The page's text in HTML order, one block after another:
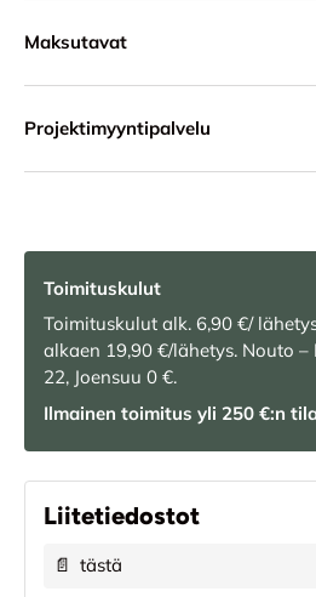
Maksutavat
Projektimyyntipalvelu
Toimituskulut
Toimituskulut alk. 6,90 €/
alkaen 19,90 €/lähetys. Nouto
22, Joensuu 0 €.
Ilmainen toimitus yli 250 €:n
Liitetiedostot
📄 tästä